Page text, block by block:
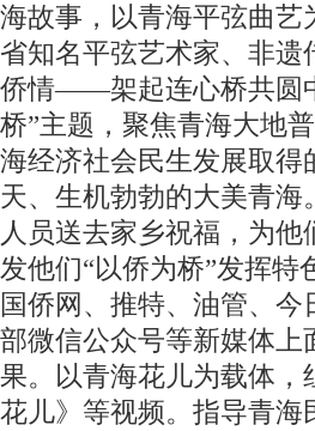
海故事，以青海平弦曲
省知名平弦艺术家、非
侨情——架起连心桥共圆
桥”主题，聚焦青海大地
海经济社会民生发展取
天、生机勃勃的大美青
人员送去家乡祝福，为
发他们“以侨为桥”发挥
国侨网、推特、油管、
部微信公众号等新媒体
果。以青海花儿为载体，
花儿》等视频。指导青